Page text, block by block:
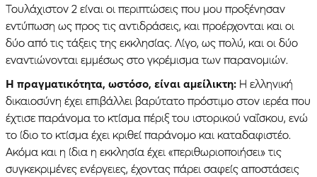
Τουλάχιστον 2 είναι οι περιπτώσεις που μου προξένησαν
εντύπωση ως προς τις αντιδράσεις, και προέρχονται και οι
δύο από τις τάξεις της εκκλησίας. Λίγο, ως πολύ, και οι δύο
εναντιώνονται εμμέσως στο γκρέμισμα των παρανομιών.
Η πραγματικότητα, ωστόσο, είναι αμείλικτη: Η ελληνική
δικαιοσύνη έχει επιβάλλει βαρύτατο πρόστιμο στον ιερέα που
έχτισε παράνομα το κτίσμα πέριξ του ιστορικού ναΐσκου, ενώ
το ίδιο το κτίσμα έχει κριθεί παράνομο και καταδαφιστέο.
Ακόμα και η ίδια η εκκλησία έχει «περιθωριοποιήσει» τις
συγκεκριμένες ενέργειες, έχοντας πάρει σαφείς αποστάσεις